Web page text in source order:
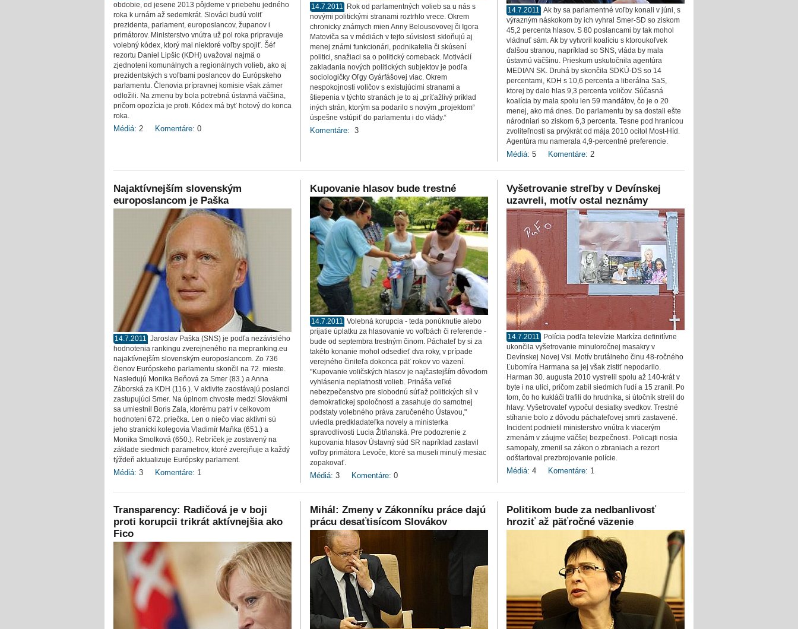
obdobie, od jesene 2013 pôjdeme v priebehu jedného
roka k urnám až sedemkrát. Slováci budú voliť
prezidenta, parlament, europoslancov, županov i
primátorov. Ministerstvo vnútra už pol roka pripravuje
volebný kódex, ktorý mal niektoré voľby spojiť. Šéf
rezortu Daniel Lipšic (KDH) uvažoval najmä o
zjednotení komunálnych a regionálnych volieb, ako aj
prezidentských s voľbami poslancov do Európskeho
parlamentu. Členovia prípravnej komisie však zámer
odložili. Na zmenu by bola potrebná ústavná väčšina,
pričom opozícia je proti. Kódex má byť hotový do konca
roka.
Médiá: 2 Komentáre: 0
14.7.2011
Rok od parlamentných volieb sa u nás s
novými politickými stranami roztrhlo vrece. Okrem
chronicky známych mien Anny Belousovovej či Igora
Matoviča sa v médiách v tejto súvislosti skloňujú aj
menej známi funkcionári, podnikatelia či skúsení
politici, snažiaci sa o politický comeback. Motivácií
zakladania nových politických subjektov je podľa
sociologičky Oľgy Gyárfášovej viac. Okrem
nespokojnosti voličov s existujúcimi stranami a
štiepenia v týchto stranách je to aj „príťažlivý príklad
iných strán, ktorým sa podarilo s novým „projektom“
úspešne vstúpiť do parlamentu i do vlády.“
Komentáre: 3
14.7.2011 Ak by sa parlamentné voľby konali v júni, s
výrazným náskokom by ich vyhral Smer-SD so ziskom
45,2 percenta hlasov. S 80 poslancami by tak mohol
vládnuť sám. Ak by vytvoril koalíciu s ktoroukoľvek
ďalšou stranou, napríklad so SNS, vláda by mala
ústavnú väčšinu. Prieskum uskutočnila agentúra
MEDIAN SK. Druhá by skončila SDKÚ-DS so 14
percentami, KDH s 10,6 percenta a liberálna SaS,
ktorej by dalo hlas 9,3 percenta voličov. Súčasná
koalícia by mala spolu len 59 mandátov, čo je o 20
menej, ako má dnes. Do parlamentu by sa dostali ešte
národniari so ziskom 6,3 percenta. Tesne pod hranicou
zvoliteľnosti sa prvýkrát od mája 2010 ocitol Most-Híd.
Agentúra mu namerala 4,9-percentné preferencie.
Médiá: 5 Komentáre: 2
Najaktívnejším slovenským
europoslancom je Paška
14.7.2011 Jaroslav Paška (SNS) je podľa nezávislého
hodnotenia rankingu zverejneného na mepranking.eu
najaktívnejším slovenským europoslancom. Zo 736
členov Európskeho parlamentu skončil na 72. mieste.
Nasledujú Monika Beňová za Smer (83.) a Anna
Záborská za KDH (116.). V aktivite zaostávajú poslanci
zastupujúci Smer. Na úplnom chvoste medzi Slovákmi
sa umiestnil Boris Zala, ktorému patrí v celkovom
hodnotení 672. priečka. Len o niečo viac aktívni sú
jeho stranícki kolegovia Vladimír Maňka (651.) a
Monika Smolková (650.). Rebríček je zostavený na
základe siedmich parametrov, ktoré zverejňuje a každý
týždeň aktualizuje Európsky parlament.
Médiá: 3 Komentáre: 1
Kupovanie hlasov bude trestné
14.7.2011 Volebná korupcia - teda ponúknutie alebo
prijatie úplatku za hlasovanie vo voľbách či referende -
bude od septembra trestným činom. Páchateľ by si za
takéto konanie mohol odsedieť dva roky, v prípade
verejného činiteľa dokonca päť rokov vo väzení.
"Kupovanie voličských hlasov je najčastejším dôvodom
vyhlásenia neplatnosti volieb. Prináša veľké
nebezpečenstvo pre slobodnú súťaž politických síl v
demokratickej spoločnosti a zasahuje do samotnej
podstaty volebného práva zaručeného Ústavou,"
uviedla predkladateľka novely a ministerka
spravodlivosti Lucia Žitňanská. Pre podozrenie z
kupovania hlasov Ústavný súd SR napríklad zastavil
voľby primátora Levoče, ktoré sa museli minulý mesiac
zopakovať.
Médiá: 3 Komentáre: 0
Vyšetrovanie streľby v Devínskej
uzavreli, motív ostal neznámy
14.7.2011
Polícia podľa televízie Markíza definitívne
ukončila vyšetrovanie minuloročnej masakry v
Devínskej Novej Vsi. Motív brutálneho činu 48-ročného
Ľubomíra Harmana sa jej však zistiť nepodarilo.
Harman 30. augusta 2010 vystrelil spolu až 140-krát v
byte i na ulici, pričom zabil siedmich ľudí a 15 zranil. Po
tom, čo ho kukláči trafili do hrudníka, si útočník strelil do
hlavy. Vyšetrovateľ vypočul desiatky svedkov. Trestné
stíhanie bolo z dôvodu páchateľovej smrti zastavené.
Incident podnietil ministerstvo vnútra k viacerým
zmenám v záujme väčšej bezpečnosti. Policajti nosia
samopaly, zmenil sa zákon o zbraniach a rezort
odštartoval prezbrojovanie polície.
Médiá: 4 Komentáre: 1
Transparency: Radičová je v boji
proti korupcii trikrát aktívnejšia ako
Fico
Mihál: Zmeny v Zákonníku práce dajú
prácu desaťtisícom Slovákov
Politikom bude za nedbanlivosť
hroziť až päťročné väzenie